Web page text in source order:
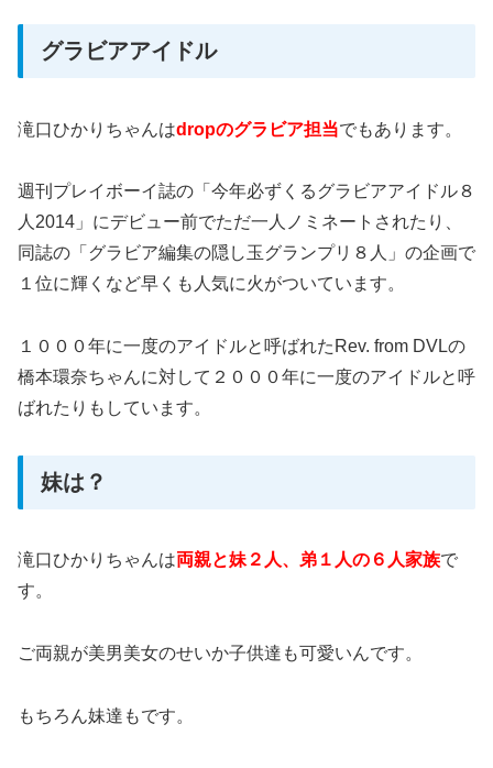
グラビアアイドル
滝口ひかりちゃんはdropのグラビア担当でもあります。
週刊プレイボーイ誌の「今年必ずくるグラビアアイドル８
人2014」にデビュー前でただ一人ノミネートされたり、
同誌の「グラビア編集の隠し玉グランプリ８人」の企画で
１位に輝くなど早くも人気に火がついています。
１０００年に一度のアイドルと呼ばれたRev. from DVLの
橋本環奈ちゃんに対して２０００年に一度のアイドルと呼
ばれたりもしています。
妹は？
滝口ひかりちゃんは両親と妹２人、弟１人の６人家族で
す。
ご両親が美男美女のせいか子供達も可愛いんです。
もちろん妹達もです。